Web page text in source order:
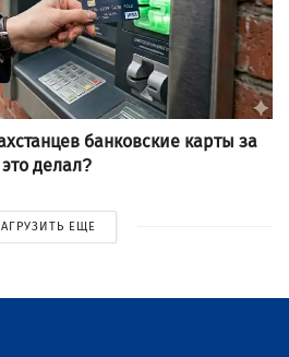
банковские карты за
делал?
ЕЩЕ